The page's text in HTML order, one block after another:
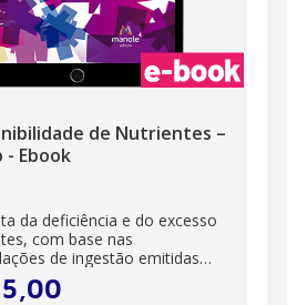
de Nutrientes –
- Ebook
da deficiência e do excesso
com base nas
de ingestão emitidas
na...
00